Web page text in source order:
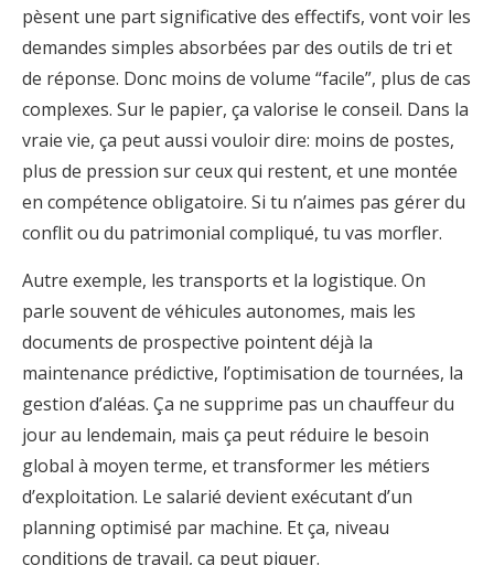
pèsent une part significative des effectifs, vont voir les
demandes simples absorbées par des outils de tri et
de réponse. Donc moins de volume “facile”, plus de cas
complexes. Sur le papier, ça valorise le conseil. Dans la
vraie vie, ça peut aussi vouloir dire: moins de postes,
plus de pression sur ceux qui restent, et une montée
en compétence obligatoire. Si tu n’aimes pas gérer du
conflit ou du patrimonial compliqué, tu vas morfler.
Autre exemple, les transports et la logistique. On
parle souvent de véhicules autonomes, mais les
documents de prospective pointent déjà la
maintenance prédictive, l’optimisation de tournées, la
gestion d’aléas. Ça ne supprime pas un chauffeur du
jour au lendemain, mais ça peut réduire le besoin
global à moyen terme, et transformer les métiers
d’exploitation. Le salarié devient exécutant d’un
planning optimisé par machine. Et ça, niveau
conditions de travail, ça peut piquer.